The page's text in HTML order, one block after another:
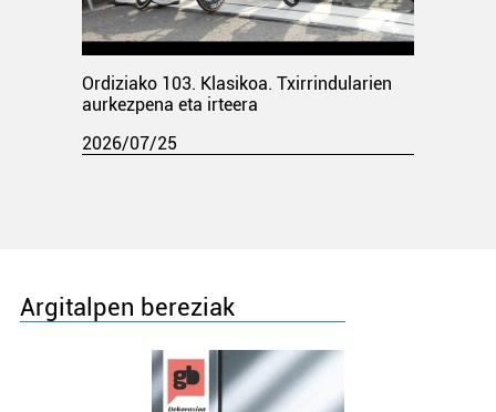
Ordiziako 103. Klasikoa. Txirrindularien
aurkezpena eta irteera
2026/07/25
Argitalpen bereziak